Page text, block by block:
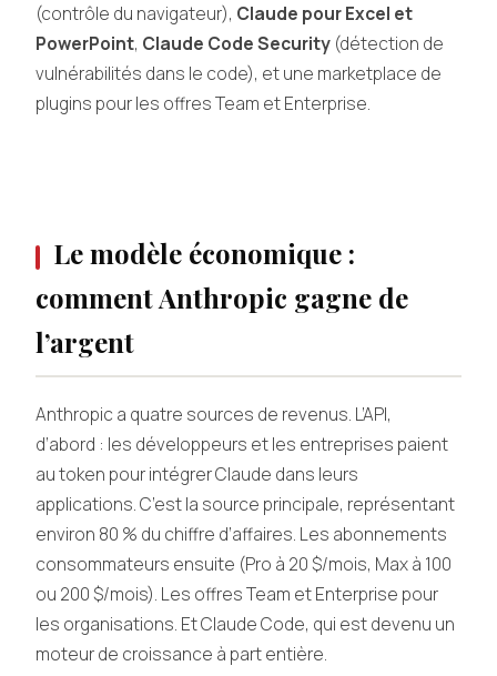
(contrôle du navigateur), Claude pour Excel et
PowerPoint, Claude Code Security (détection de
vulnérabilités dans le code), et une marketplace de
plugins pour les offres Team et Enterprise.
Le modèle économique :
comment Anthropic gagne de
l’argent
Anthropic a quatre sources de revenus. L’API,
d’abord : les développeurs et les entreprises paient
au token pour intégrer Claude dans leurs
applications. C’est la source principale, représentant
environ 80 % du chiffre d’affaires. Les abonnements
consommateurs ensuite (Pro à 20 $/mois, Max à 100
ou 200 $/mois). Les offres Team et Enterprise pour
les organisations. Et Claude Code, qui est devenu un
moteur de croissance à part entière.